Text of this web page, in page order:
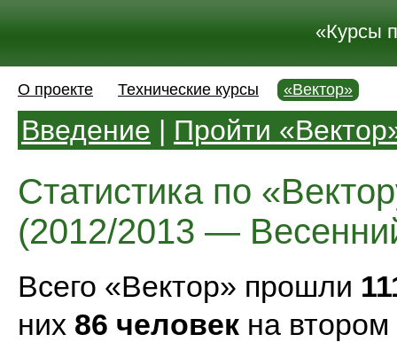
«Курсы
О проекте Технические курсы «Вектор»
Введение | Пройти
Статистика по
(2012/2013 —
Всего «Вектор» прошли
них 86 человек на